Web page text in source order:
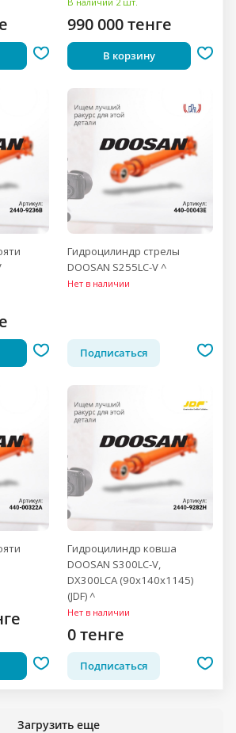
990 000 тенге
В корзину
Гидроцилиндр стрелы
DOOSAN S255LC-V ^
Нет в наличии
Подписаться
Гидроцилиндр ковша
DOOSAN S300LC-V,
DX300LCA (90x140x1145)
(JDF) ^
Нет в наличии
0 тенге
Подписаться
Загрузить еще